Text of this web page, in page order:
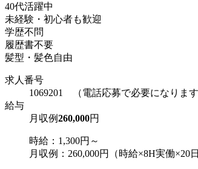
40代活躍中
未経験・初心者も歓迎
学歴不問
履歴書不要
髪型・髪色自由
求人番号
1069201 （電話応募で必要になります
給与
月収例260,000円
時給：1,300円～
月収例：260,000円（時給×8H実働×20